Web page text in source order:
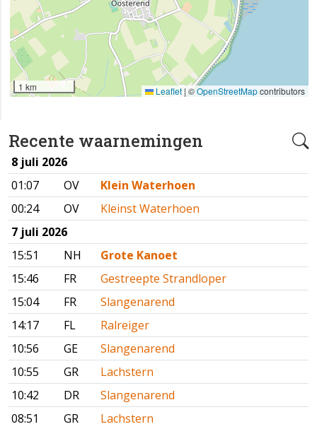
Recente waarnemingen
8 juli 2026
01:07
OV
Klein Waterhoen
00:24
OV
Kleinst Waterhoen
7 juli 2026
15:51
NH
Grote Kanoet
15:46
FR
Gestreepte Strandloper
15:04
FR
Slangenarend
14:17
FL
Ralreiger
10:56
GE
Slangenarend
10:55
GR
Lachstern
10:42
DR
Slangenarend
08:51
GR
Lachstern
1 km Leaflet | ©OpenStreetMapcontributors